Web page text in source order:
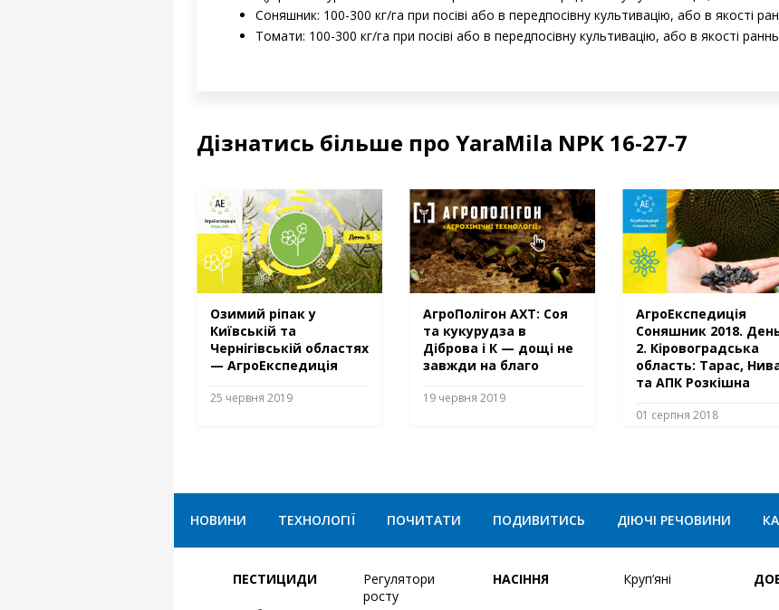
Соняшник: 100-300 кг/га при посіві або в передпосівну культивацію, або в якості
Томати: 100-300 кг/га при посіві або в передпосівну культивацію, або в якості
Дізнатись більше про YaraMila NPK 16-27-7
Озимий ріпак у
Київській та
Чернігівській областях
— АгроЕкспедиція
25 червня 2019
АгроПолігон АХТ: Соя
та кукурудза в
Діброва і К — дощі не
завжди на благо
19 червня 2019
АгроЕкспедиція
Соняшник 2018.
2. Кіровоградська
область: Тарас,
та АПК Розкішна
01 серпня 2018
НОВИНИ ТЕХНОЛОГІЇ ПОЧИТАТИ ПОДИВИТИСЬ ДІЮЧІ РЕЧОВИНИ
ПЕСТИЦИДИ
Регулятори
росту
НАСІННЯ Круп’яні